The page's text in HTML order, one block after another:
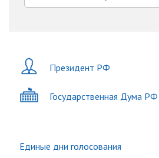
Президент РФ
Государственная Дума РФ
Единые дни голосования